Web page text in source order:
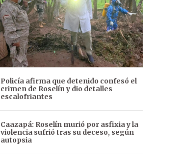
Policía afirma que detenido confesó el
crimen de Roselín y dio detalles
escalofriantes
Caazapá: Roselín murió por asfixia y la
violencia sufrió tras su deceso, según
autopsia